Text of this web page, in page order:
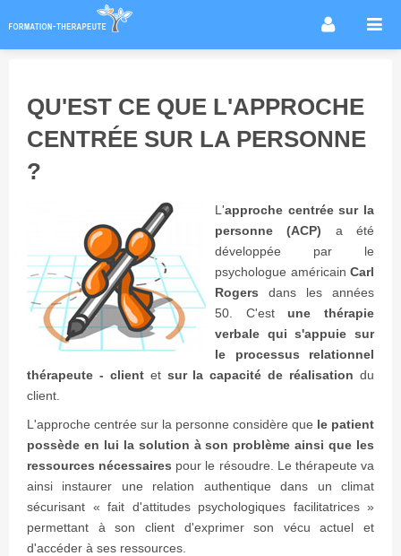
Thérapies / méthodes
Écoles
Annuaire des praticiens
Agenda & Actualités
Forum
QU'EST CE QUE L'APPROCHE
CENTRÉE SUR LA PERSONNE
?
L'approche centrée sur la
personne (ACP) a été
développée par le
psychologue américain Carl
Rogers dans les années
50. C'est une thérapie
verbale qui s'appuie sur
le processus relationnel
thérapeute - client et sur la capacité de réalisationdu
client.
L'approche centrée sur la personne considère que le patient
possède en lui la solution à son problème ainsi que les
ressources nécessaires pour le résoudre. Le thérapeute va
ainsi instaurer une relation authentique dans un climat
sécurisant « fait d'attitudes psychologiques facilitatrices »
permettant à son client d'exprimer son vécu actuel et
d'accéder à ses ressources.